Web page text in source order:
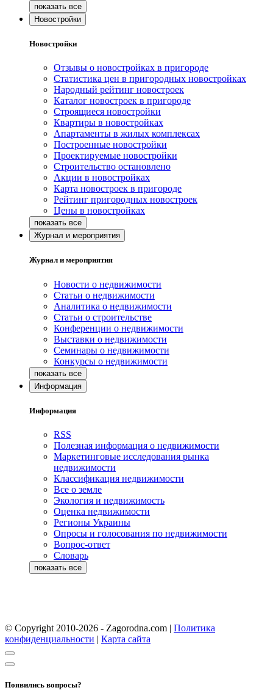
Новостройки
Новостройки
Отзывы о новостройках в пригороде
Статистика цен в пригородных новостройках
Народный рейтинг новостроек
Каталог новостроек в пригороде
Строящиеся новостройки
Квартиры в новостройках
Апартаменты в жилых комплексах
Построенные новостройки
Проектируемые новостройки
Строительство остановлено
Акции в новостройках
Карта новостроек в пригороде
Рейтинг пригородных новостроек
Цены в новостройках
Журнал и мероприятия
Журнал и мероприятия
Новости о недвижимости
Статьи о недвижимости
Аналитика о недвижимости
Статьи о строительстве
Конференции о недвижимости
Выставки о недвижимости
Семинары о недвижимости
Конкурсы о недвижимости
Информация
Информация
RSS
Полезная информация о недвижимости
Маркетинговые исследования рынка
недвижимости
Классификация недвижимости
Все о земле
Экология и недвижимость
Оценка недвижимости
Регионы Украины
Опросы и голосования по недвижимости
Вопрос-ответ
Словарь
© Copyright 2010-2026 - Zagorodna.com | Политика
конфиденциальности | Карта сайта
Появились вопросы?